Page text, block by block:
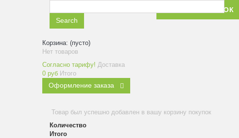
ЗАКАЗАТЬ ЗВОНОК
Search
Корзина: (пусто)
Нет товаров
Согласно тарифу! Доставка
0 руб Итого
Оформление заказа
Товар был успешно добавлен в вашу корзину покупок
Количество
Итого